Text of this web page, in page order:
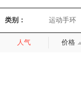
类别： 运动手环
人气 价格